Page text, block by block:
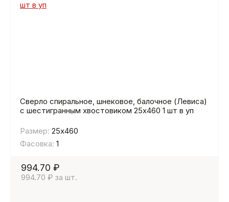
Сверло спиральное, шнековое, балочное (Левиса)
с шестигранным хвостовиком 25х460 1 шт в уп
Размер: 25х460
Фасовка: 1
994.70 ₽
994.70 ₽ за шт.